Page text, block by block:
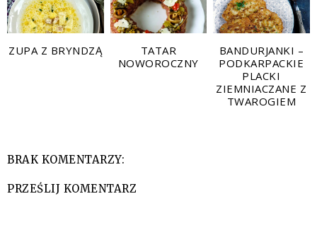
ZUPA Z BRYNDZĄ
TATAR
NOWOROCZNY
BANDURJANKI –
PODKARPACKIE
PLACKI
ZIEMNIACZANE Z
TWAROGIEM
BRAK KOMENTARZY:
PRZEŚLIJ KOMENTARZ